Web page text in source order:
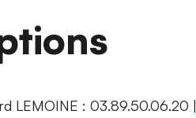
LEMOINE : 03.89.50.06.20 |